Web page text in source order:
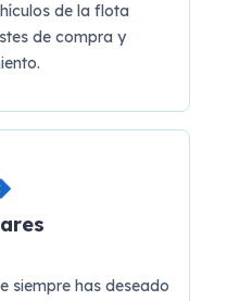
de la flota
de compra y
siempre has deseado